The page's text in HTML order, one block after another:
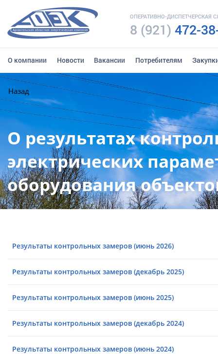
ОПЕРАТИВНО-ДИСПЕТЧЕРСКАЯ
8 (921) 472-
О компании Новости Вакансии Потребителям
Назад
О результатах
электрических
оборудования
Результаты контрольных замеров (июнь 2026)
Результаты контрольных замеров (декабрь 2025)
Результаты контрольных замеров (июнь 2025)
Результаты контрольных замеров (декабрь 2024)
Результаты контрольных замеров (июнь 2024)